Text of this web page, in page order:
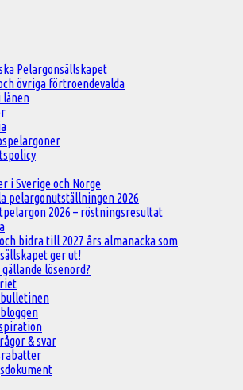
Pelargonsällskapet
övriga förtroendevalda
länen
i Sverige och Norge
pelargonutställningen 2026
2026 – röstningsresultat
bidra till 2027 års almanacka som
ger ut!
lösenord?
& svar